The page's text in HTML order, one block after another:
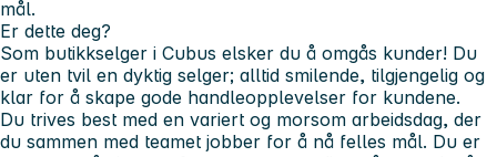
mål.
Er dette deg?
Som butikkselger i Cubus elsker du å omgås kunder! Du
er uten tvil en dyktig selger; alltid smilende, tilgjengelig og
klar for å skape gode handleopplevelser for kundene.
Du trives best med en variert og morsom arbeidsdag, der
du sammen med teamet jobber for å nå felles mål. Du er